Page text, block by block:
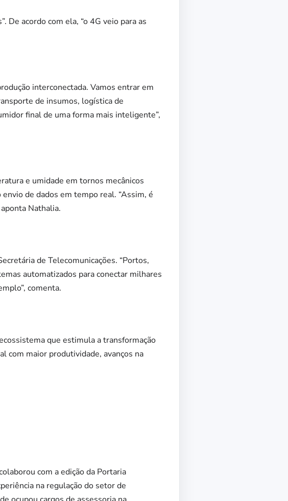
De acordo com ela, “o 4G veio para as
interconectada. Vamos entrar em
de insumos, logística de
final de uma forma mais inteligente”,
e umidade em tornos mecânicos
de dados em tempo real. “Assim, é
Nathalia.
de Telecomunicações. “Portos,
automatizados para conectar milhares
comenta.
que estimula a transformação
com maior produtividade, avanços na
com a edição da Portaria
na regulação do setor de